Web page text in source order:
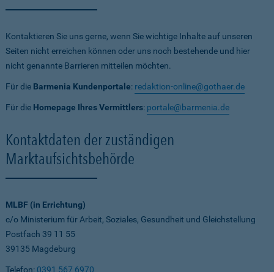
Kontaktieren Sie uns gerne, wenn Sie wichtige Inhalte auf unseren
Seiten nicht erreichen können oder uns noch bestehende und hier
nicht genannte Barrieren mitteilen möchten.
Für die Barmenia Kundenportale: redaktion-online@gothaer.de
Für die Homepage Ihres Vermittlers: portale@barmenia.de
Kontaktdaten der zuständigen
Marktaufsichtsbehörde
MLBF (in Errichtung)
c/o Ministerium für Arbeit, Soziales, Gesundheit und Gleichstellung
Postfach 39 11 55
39135 Magdeburg
Telefon: 0391 567 6970